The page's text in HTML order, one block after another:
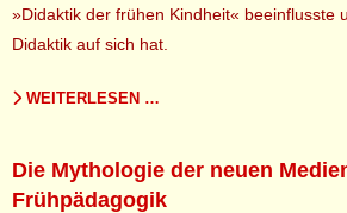
»Didaktik der frühen Kindheit« beeinflusste
Didaktik auf sich hat.
WEITERLESEN …
Die Mythologie der neuen
Frühpädagogik